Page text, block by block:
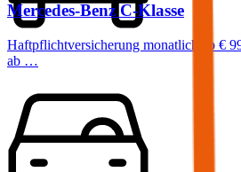
Mercedes-Benz C-Klasse
Haftpflichtversicherung monatlich ab €
ab …